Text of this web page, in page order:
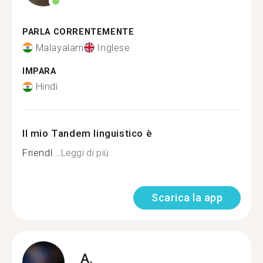
PARLA CORRENTEMENTE
Malayalam Inglese
IMPARA
Hindi
Il mio Tandem linguistico è
Friendl...Leggi di più
Scarica la app
A.